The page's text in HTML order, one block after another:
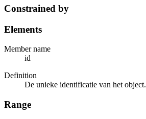
Constrained by
Elements
Member name
id
Definition
De unieke identificatie van het object.
Range